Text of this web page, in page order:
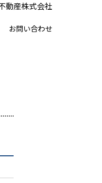
動産株式会社
お問い合わせ